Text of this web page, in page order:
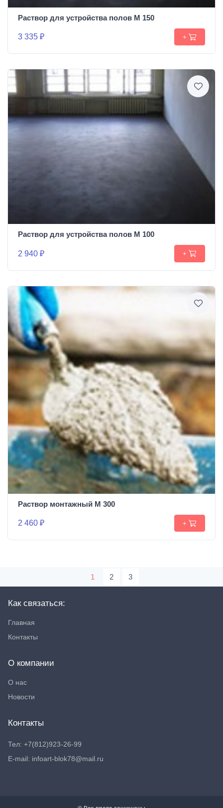
Раствор для устройства полов М 150
3 335 ₽ +
Раствор для устройства полов М 100
2 940 ₽ +
Раствор монтажный М 300
2 460 ₽ +
1 2 3
Как связаться:
Главная
Контакты
О компании
О нас
Новости
Контакты
Тел: +7(812)923-26-99
E-mail: infoart-blok78@mail.ru